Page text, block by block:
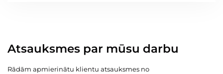
Atsauksmes par mūsu darbu
Rādām apmierinātu klientu atsauksmes no